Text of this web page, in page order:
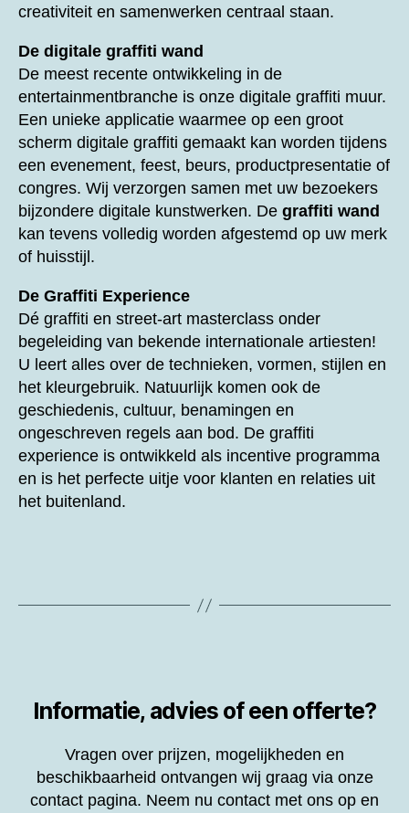
creativiteit en samenwerken centraal staan.
De digitale graffiti wand
De meest recente ontwikkeling in de
entertainmentbranche is onze digitale graffiti muur.
Een unieke applicatie waarmee op een groot
scherm digitale graffiti gemaakt kan worden tijdens
een evenement, feest, beurs, productpresentatie of
congres. Wij verzorgen samen met uw bezoekers
bijzondere digitale kunstwerken. De graffiti wand
kan tevens volledig worden afgestemd op uw merk
of huisstijl.
De Graffiti Experience
Dé graffiti en street-art masterclass onder
begeleiding van bekende internationale artiesten!
U leert alles over de technieken, vormen, stijlen en
het kleurgebruik. Natuurlijk komen ook de
geschiedenis, cultuur, benamingen en
ongeschreven regels aan bod. De graffiti
experience is ontwikkeld als incentive programma
en is het perfecte uitje voor klanten en relaties uit
het buitenland.
Informatie, advies of een offerte?
Vragen over prijzen, mogelijkheden en
beschikbaarheid ontvangen wij graag via onze
contact pagina. Neem nu contact met ons op en